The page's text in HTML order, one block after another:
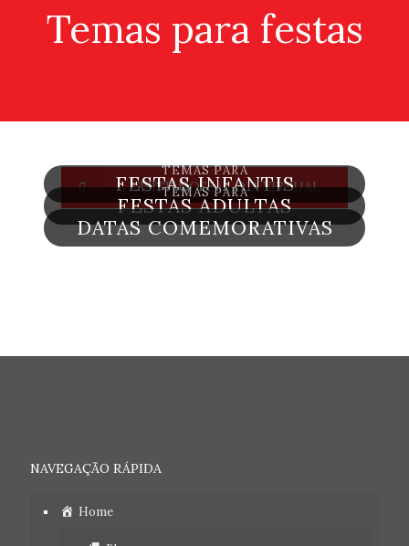
Temas para festas
VISITE NOSSA LOJA VIRTUAL
FESTAS INFANTIS
TEMAS PARA
FESTAS ADULTAS
TEMAS PARA
DATAS COMEMORATIVAS
NAVEGAÇÃO RÁPIDA
Home